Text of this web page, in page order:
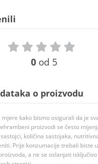
0 od 5
o proizvodu
mjere kako bismo osigurali da je
proizvodi se često
količina sastojaka,
Prije konzumacije trebali biste
a ne se oslanjati